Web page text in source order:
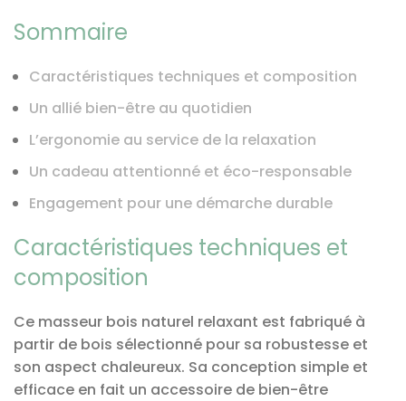
Sommaire
Caractéristiques techniques et composition
Un allié bien-être au quotidien
L’ergonomie au service de la relaxation
Un cadeau attentionné et éco-responsable
Engagement pour une démarche durable
Caractéristiques techniques et
composition
Ce masseur bois naturel relaxant est fabriqué à
partir de bois sélectionné pour sa robustesse et
son aspect chaleureux. Sa conception simple et
efficace en fait un accessoire de bien-être